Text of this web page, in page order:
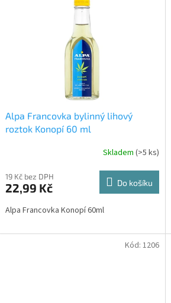
Alpa Francovka bylinný lihový
roztok Konopí 60 ml
Skladem (>5 ks)
19 Kč bez DPH
22,99 Kč Do košíku
Alpa Francovka Konopí 60ml
Kód: 1206